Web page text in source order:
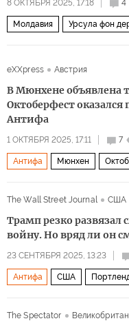
8 ОКТЯБРЯ 2025, 17:18 4
Молдавия Урсула фон
eXXpress Австрия
В Мюнхене объявлена
Октоберфест оказался
Антифа
1 ОКТЯБРЯ 2025, 17:11 7
Антифа Мюнхен
The Wall Street Journal США
Трамп резко развязал
войну. Но вряд ли он
23 СЕНТЯБРЯ 2025, 13:23
Антифа США
The Spectator